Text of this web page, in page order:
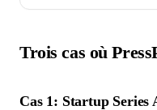
Trois cas où
Cas 1: Startup Series